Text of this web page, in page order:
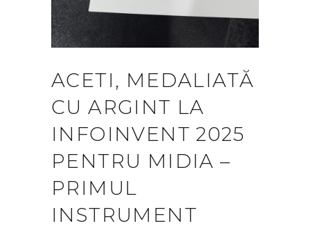
ACETI, MEDALIATĂ
CU ARGINT LA
INFOINVENT 2025
PENTRU MIDIA –
PRIMUL
INSTRUMENT